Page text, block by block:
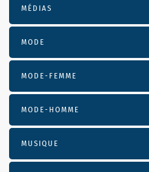
MÉDIAS
MODE
MODE-FEMME
MODE-HOMME
MUSIQUE